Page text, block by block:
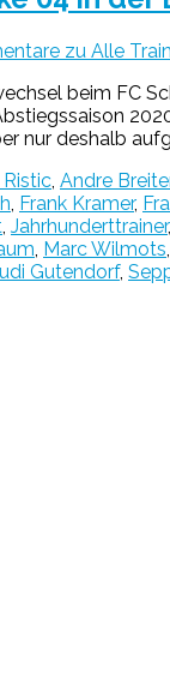
zu Alle
beim FC
nur deshalb
Andre
Frank Kramer,
Jahrhunderttrainer,
Marc Wilmots
Gutendorf,